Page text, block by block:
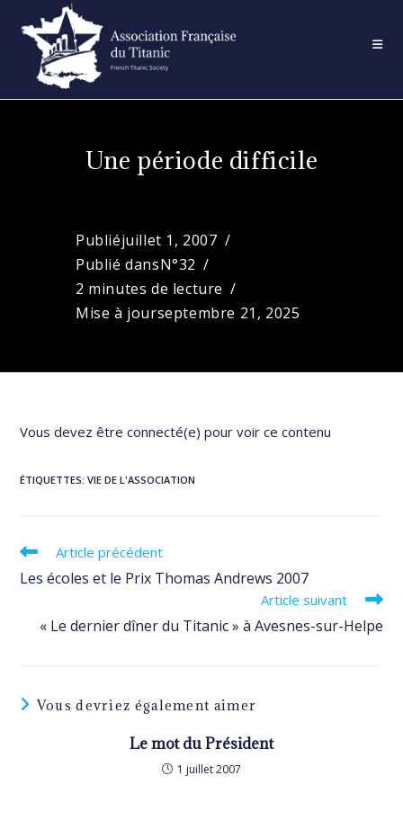
content
Une période difficile
Publiéjuillet 1, 2007
Publié dansN°32
2 minutes de lecture
Mise à jourseptembre 21, 2025
Vous devez être connecté(e) pour voir ce contenu
ÉTIQUETTES:VIE DE L'ASSOCIATION
Read
articles
Article précédent
Les écoles et le Prix Thomas Andrews 2007
Article suivant
« Le dernier dîner du Titanic » à Avesnes-sur-Helpe
Vous devriez également aimer
Le mot du Président
1 juillet 2007